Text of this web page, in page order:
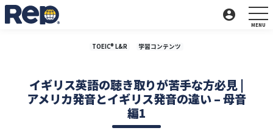
account_circle
TOEIC® L&R 学習コンテンツ
イギリス英語の聴き取りが苦手な方必見 |
アメリカ発音とイギリス発音の違い – 母音
編1